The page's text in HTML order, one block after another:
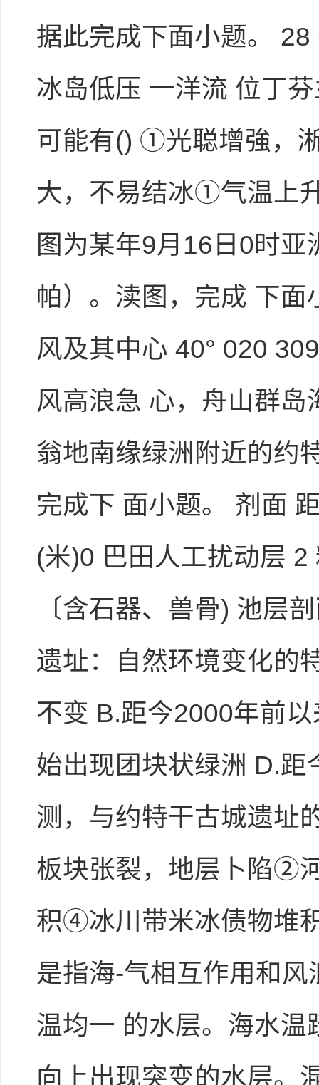
据此完成下面小题。
冰岛低压 一洋流 位丁
可能有() ①光聪增強，
大，不易结冰①气温
图为某年9月16日0时
帕）。渎图，完成 下
风及其中心 40° 020
风高浪急 心，舟山群
翁地南缘绿洲附近的约
完成下 面小题。 剂面
(米)0 巴田人工扰动层
〔含石器、兽骨) 池层
遗址：自然环境变化的
不变 B.距今2000年前
始出现团块状绿洲 D.
测，与约特干古城遗址
板块张裂，地层卜陷②
积④冰川带米冰债物
是指海-气相互作用和
温均一 的水层。海水
向上出现突变的水层。
进入下载试卷